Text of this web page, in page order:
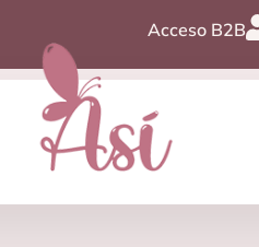
Acceso B2B